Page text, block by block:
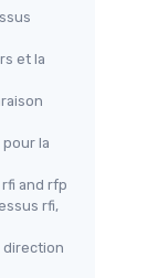
et la
la
and rfp
rfi,
direction